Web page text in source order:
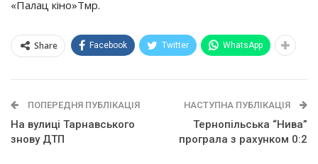
«Палац кіно»Тмр.
Share Facebook Twitter WhatsApp
ПОПЕРЕДНЯ ПУБЛІКАЦІЯ
На вулиці Тарнавського
знову ДТП
НАСТУПНА ПУБЛІКАЦІЯ
Тернопільська “Нива”
програла з рахунком 0:2